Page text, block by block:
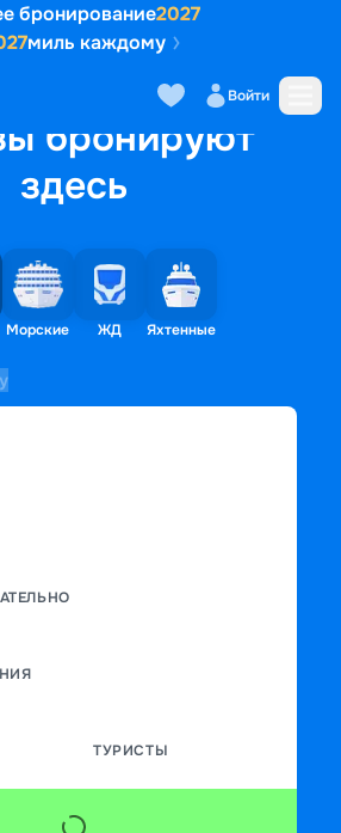
бронирование2027
миль каждому
Войти
бронируют
здесь
Морские ЖД Яхтенные
ТУРИСТЫ